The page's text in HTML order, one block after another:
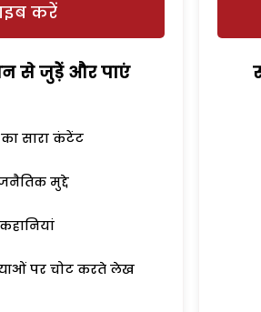
करें
से जुड़ेें और पाएं
सारा कंटेंट
मुद्दे
पर चोट करते लेख